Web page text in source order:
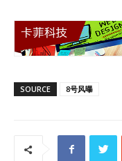
SOURCE 8号风曝